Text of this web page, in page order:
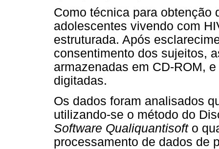
Como técnica para obtenção
adolescentes vivendo com
estruturada. Após
consentimento dos sujeitos,
armazenadas em CD-ROM,
digitadas.
Os dados foram analisados
utilizando-se o método do
Software Qualiquantisofto
processamento de dados de